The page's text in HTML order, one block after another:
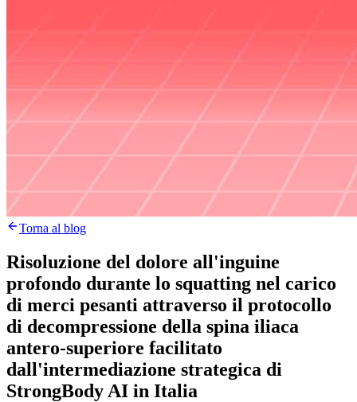
Torna al blog
Risoluzione del dolore all'inguine
profondo durante lo squatting nel carico
di merci pesanti attraverso il protocollo
di decompressione della spina iliaca
antero-superiore facilitato
dall'intermediazione strategica di
StrongBody AI in Italia